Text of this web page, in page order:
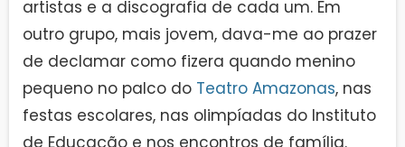
artistas e a discografia de cada um. Em
outro grupo, mais jovem, dava-me ao prazer
de declamar como fizera quando menino
pequeno no palco do Teatro Amazonas, nas
festas escolares, nas olimpíadas do Instituto
de Educação e nos encontros de família.